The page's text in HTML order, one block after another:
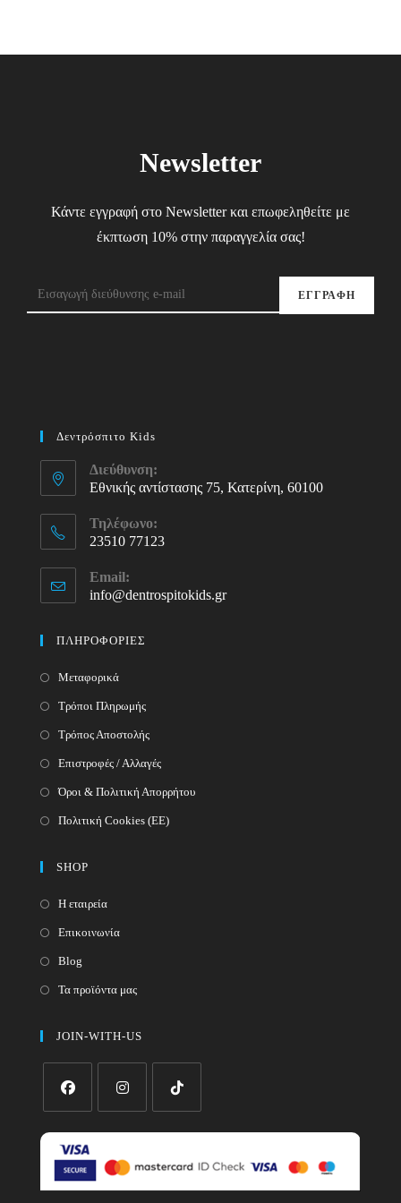
Newsletter
Κάντε εγγραφή στο Newsletter και επωφεληθείτε με
έκπτωση 10% στην παραγγελία σας!
ΕΓΓΡΑΦΗ
Δεντρόσπιτο Kids
Διεύθυνση:
Εθνικής αντίστασης 75, Κατερίνη, 60100
Τηλέφωνο:
23510 77123
in
Email:
info@dentrospitokids.grOpens
ΠΛΗΡΟΦΟΡΙΕΣ
Μεταφορικά
Τρόποι Πληρωμής
Τρόπος Αποστολής
Επιστροφές / Αλλαγές
Όροι & Πολιτική Απορρήτου
Πολιτική Cookies (ΕΕ)
SHOP
Η εταιρεία
Επικοινωνία
Blog
Τα προϊόντα μας
JOIN-WITH-US
new
new
a
new